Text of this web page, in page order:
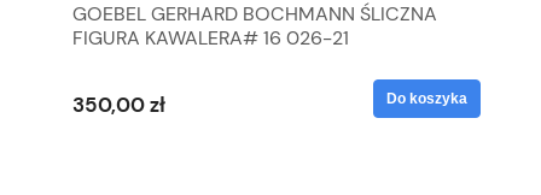
GOEBEL GERHARD BOCHMANN ŚLICZNA
FIGURA KAWALERA# 16 026-21
350,00 zł Do koszyka